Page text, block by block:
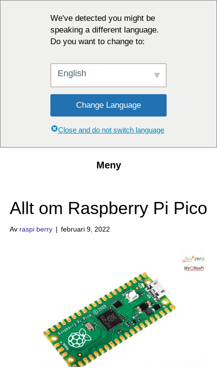
We've detected you might be
speaking a different language.
Do you want to change to:
English
Change Language
Close and do not switch language
Meny
Allt om Raspberry Pi Pico
Av raspi berry | februari 9, 2022